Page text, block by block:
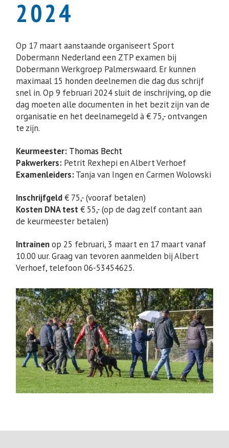
2024
Op 17 maart aanstaande organiseert Sport
Dobermann Nederland een ZTP examen bij
Dobermann Werkgroep Palmerswaard. Er kunnen
maximaal 15 honden deelnemen die dag dus schrijf
snel in. Op 9 februari 2024 sluit de inschrijving, op die
dag moeten alle documenten in het bezit zijn van de
organisatie en het deelnamegeld à € 75,- ontvangen
te zijn.
Keurmeester: Thomas Becht
Pakwerkers: Petrit Rexhepi en Albert Verhoef
Examenleiders:Tanja van Ingen en Carmen Wolowski
Inschrijfgeld€ 75,- (vooraf betalen)
Kosten DNA test€ 55,- (op de dag zelf contant aan
de keurmeester betalen)
Intrainenop 25 februari, 3 maart en 17 maart vanaf
10.00 uur. Graag van tevoren aanmelden bij Albert
Verhoef, telefoon 06-53454625.